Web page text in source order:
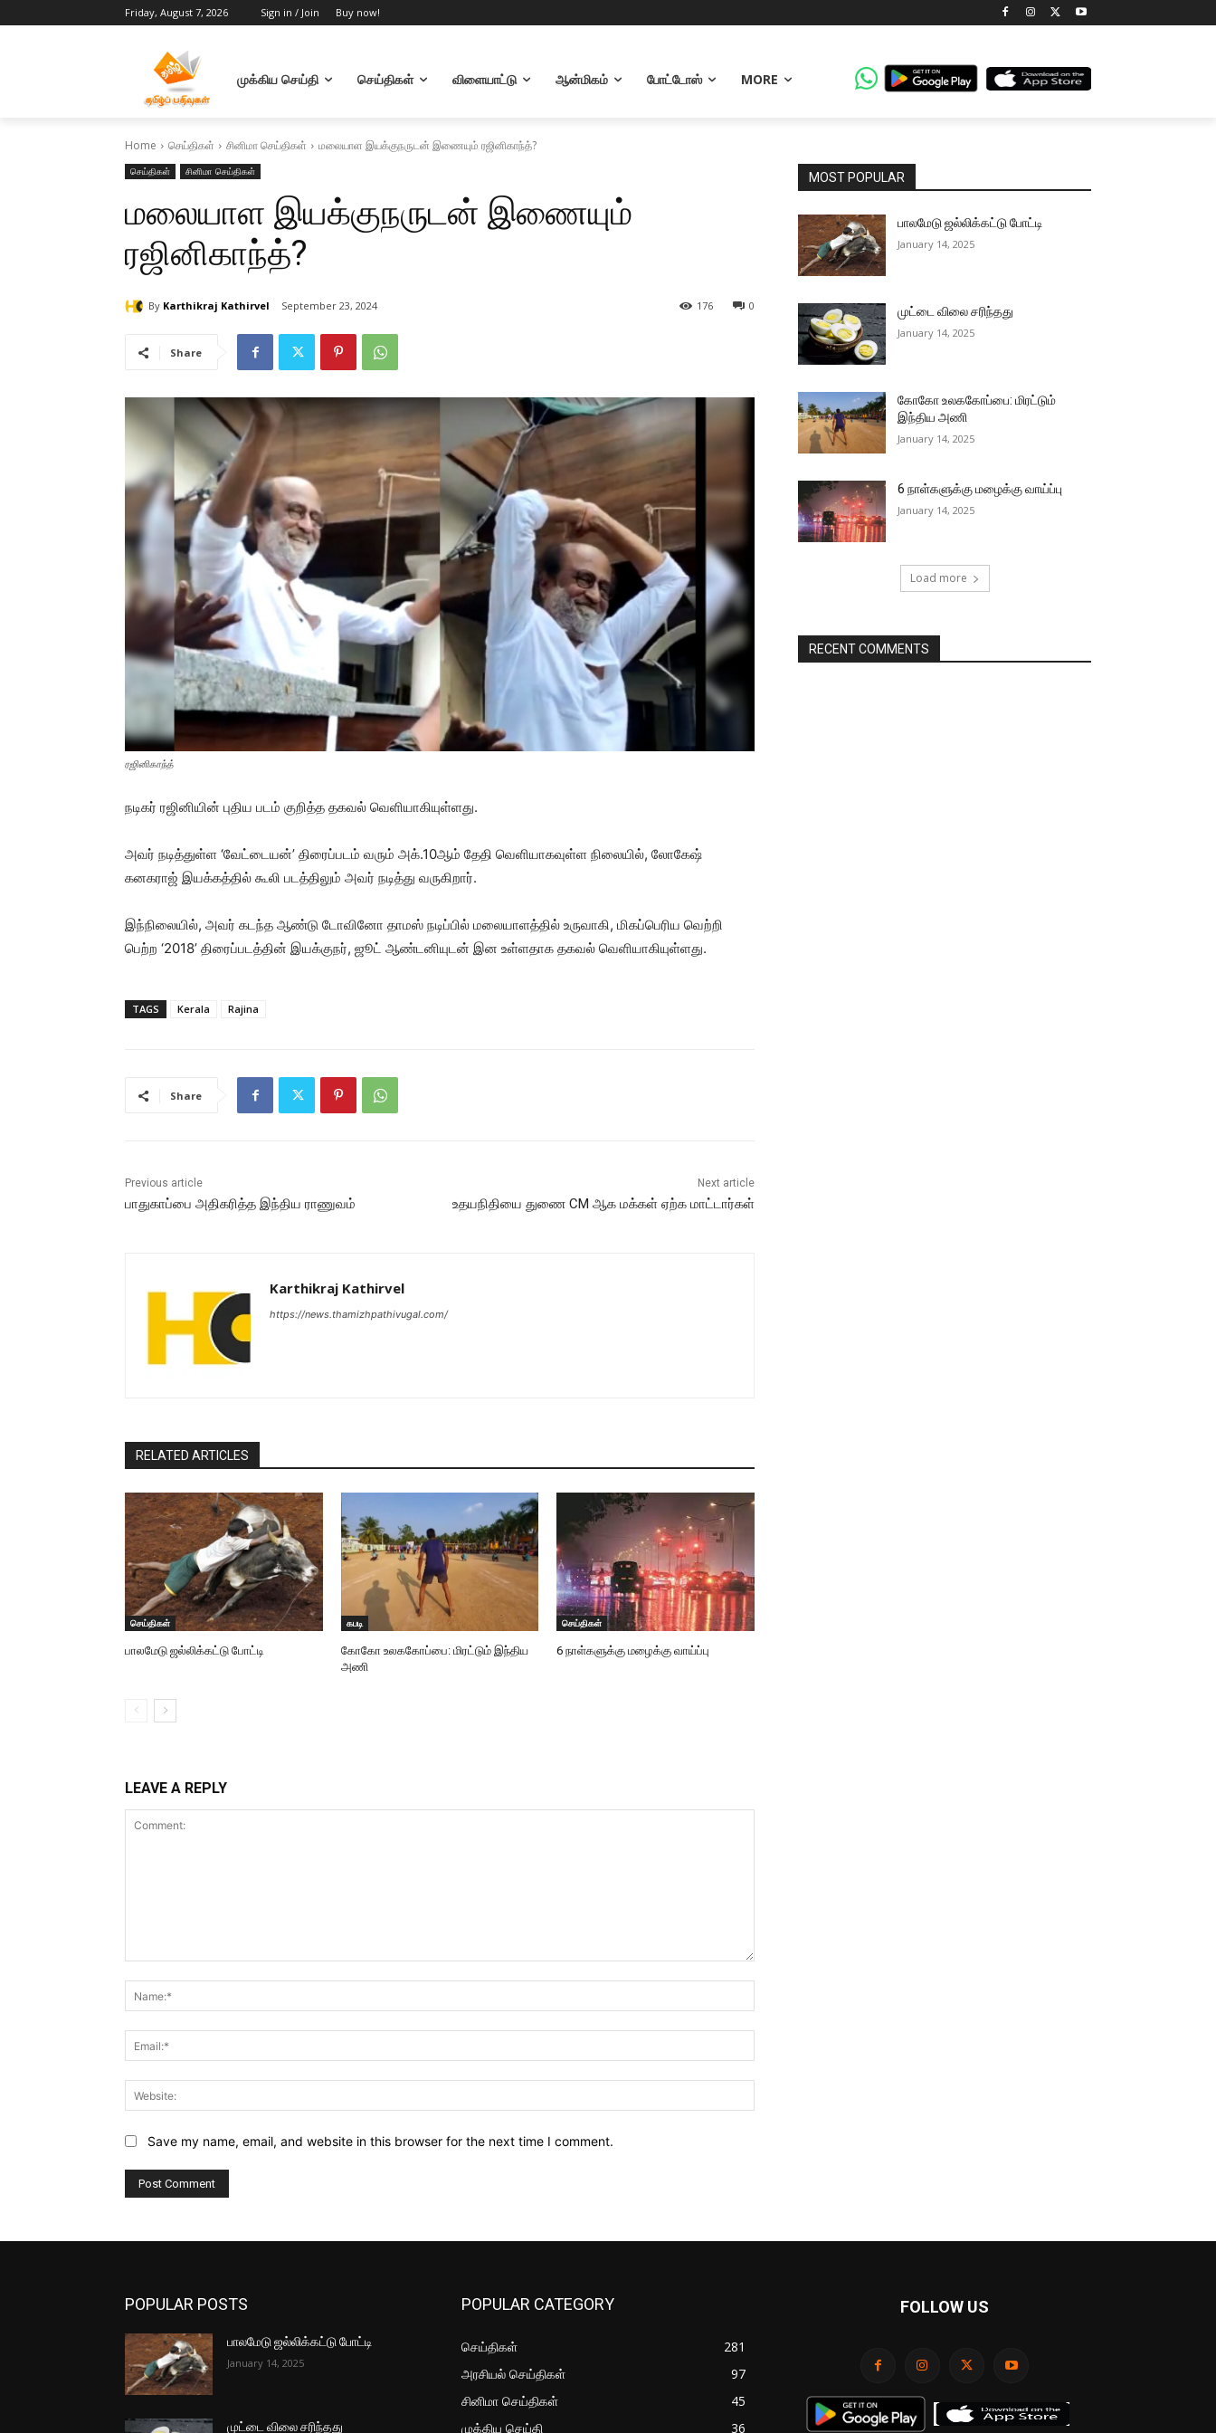
Friday, August 7, 2026 Sign in / Join Buy now!
முக்கிய செய்தி செய்திகள் விளையாட்டு ஆன்மிகம் போட்டோஸ் MORE
Home செய்திகள் சினிமா செய்திகள் மலையாள இயக்குநருடன் இணையும் ரஜினிகாந்த்?
செய்திகள் சினிமா செய்திகள்
மலையாள இயக்குநருடன் இணையும்
ரஜினிகாந்த்?
By Karthikraj Kathirvel September 23, 2024 0
176
Share
ரஜினிகாந்த்
நடிகர் ரஜினியின் புதிய படம் குறித்த தகவல் வெளியாகியுள்ளது.
அவர் நடித்துள்ள ‘வேட்டையன்’ திரைப்படம் வரும் அக்.10ஆம் தேதி வெளியாகவுள்ள நிலையில், லோகேஷ்
கனகராஜ் இயக்கத்தில் கூலி படத்திலும் அவர் நடித்து வருகிறார்.
இந்நிலையில், அவர் கடந்த ஆண்டு டோவினோ தாமஸ் நடிப்பில் மலையாளத்தில் உருவாகி, மிகப்பெரிய வெற்றி
பெற்ற ‘2018’ திரைப்படத்தின் இயக்குநர், ஜூட் ஆண்டனியுடன் இன உள்ளதாக தகவல் வெளியாகியுள்ளது.
TAGS Kerala Rajina
Share
Previous article
பாதுகாப்பை அதிகரித்த இந்திய ராணுவம்
Next article
உதயநிதியை துணை CM ஆக மக்கள் ஏற்க மாட்டார்கள்
Karthikraj Kathirvel
https://news.thamizhpathivugal.com/
RELATED ARTICLES
செய்திகள்
பாலமேடு ஜல்லிக்கட்டு போட்டி
கபடி
கோகோ உலககோப்பை: மிரட்டும் இந்திய
அணி
செய்திகள்
6 நாள்களுக்கு மழைக்கு வாய்ப்பு
LEAVE A REPLY
Save my name, email, and website in this browser for the next time I comment.
MOST POPULAR
பாலமேடு ஜல்லிக்கட்டு போட்டி
January 14, 2025
முட்டை விலை சரிந்தது
January 14, 2025
கோகோ உலககோப்பை: மிரட்டும்
இந்திய அணி
January 14, 2025
6 நாள்களுக்கு மழைக்கு வாய்ப்பு
January 14, 2025
Load more
RECENT COMMENTS
POPULAR POSTS
பாலமேடு ஜல்லிக்கட்டு போட்டி
January 14, 2025
முட்டை விலை சரிந்தது
POPULAR CATEGORY
செய்திகள்
281
அரசியல் செய்திகள்
97
சினிமா செய்திகள்
45
முக்கிய செய்தி
36
FOLLOW US